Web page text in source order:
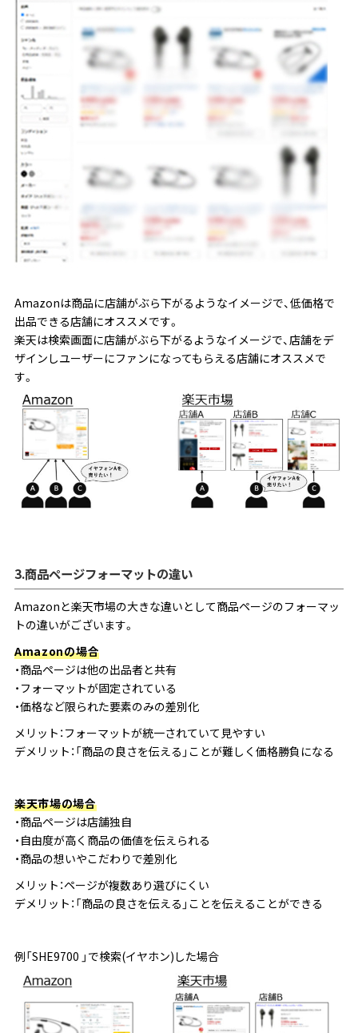
Amazonは商品に店舗がぶら下がるようなイメージで、低価格で
出品できる店舗にオススメです。
楽天は検索画面に店舗がぶら下がるようなイメージで、店舗をデ
ザインしユーザーにファンになってもらえる店舗にオススメで
す。
3.商品ページフォーマットの違い
Amazonと楽天市場の大きな違いとして商品ページのフォーマッ
トの違いがございます。
Amazonの場合
・商品ページは他の出品者と共有
・フォーマットが固定されている
・価格など限られた要素のみの差別化
メリット：フォーマットが統一されていて見やすい
デメリット：「商品の良さを伝える」ことが難しく価格勝負になる
楽天市場の場合
・商品ページは店舗独自
・自由度が高く商品の価値を伝えられる
・商品の想いやこだわりで差別化
メリット：ページが複数あり選びにくい
デメリット：「商品の良さを伝える」ことを伝えることができる
例「SHE9700 」で検索(イヤホン)した場合